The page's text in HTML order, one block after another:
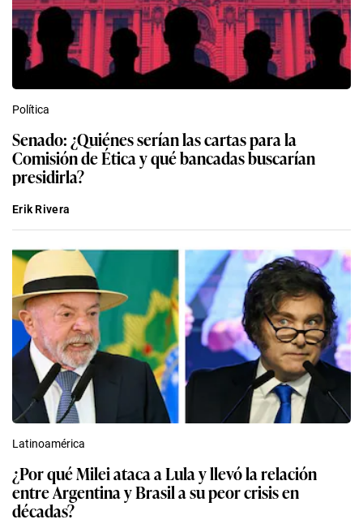
Política
Senado: ¿Quiénes serían las cartas para la
Comisión de Ética y qué bancadas buscarían
presidirla?
Erik Rivera
Latinoamérica
¿Por qué Milei ataca a Lula y llevó la relación
entre Argentina y Brasil a su peor crisis en
décadas?